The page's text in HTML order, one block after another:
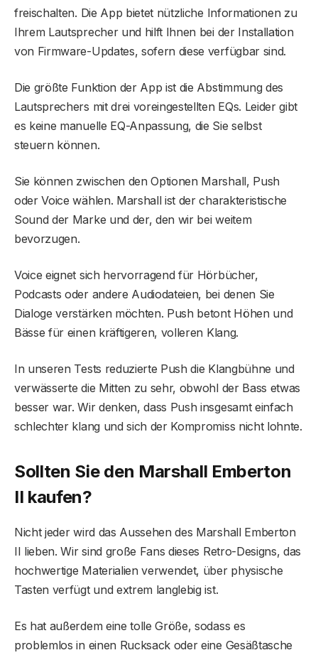
freischalten. Die App bietet nützliche Informationen zu
Ihrem Lautsprecher und hilft Ihnen bei der Installation
von Firmware-Updates, sofern diese verfügbar sind.
Die größte Funktion der App ist die Abstimmung des
Lautsprechers mit drei voreingestellten EQs. Leider gibt
es keine manuelle EQ-Anpassung, die Sie selbst
steuern können.
Sie können zwischen den Optionen Marshall, Push
oder Voice wählen. Marshall ist der charakteristische
Sound der Marke und der, den wir bei weitem
bevorzugen.
Voice eignet sich hervorragend für Hörbücher,
Podcasts oder andere Audiodateien, bei denen Sie
Dialoge verstärken möchten. Push betont Höhen und
Bässe für einen kräftigeren, volleren Klang.
In unseren Tests reduzierte Push die Klangbühne und
verwässerte die Mitten zu sehr, obwohl der Bass etwas
besser war. Wir denken, dass Push insgesamt einfach
schlechter klang und sich der Kompromiss nicht lohnte.
Sollten Sie den Marshall Emberton
II kaufen?
Nicht jeder wird das Aussehen des Marshall Emberton
II lieben. Wir sind große Fans dieses Retro-Designs, das
hochwertige Materialien verwendet, über physische
Tasten verfügt und extrem langlebig ist.
Es hat außerdem eine tolle Größe, sodass es
problemlos in einen Rucksack oder eine Gesäßtasche